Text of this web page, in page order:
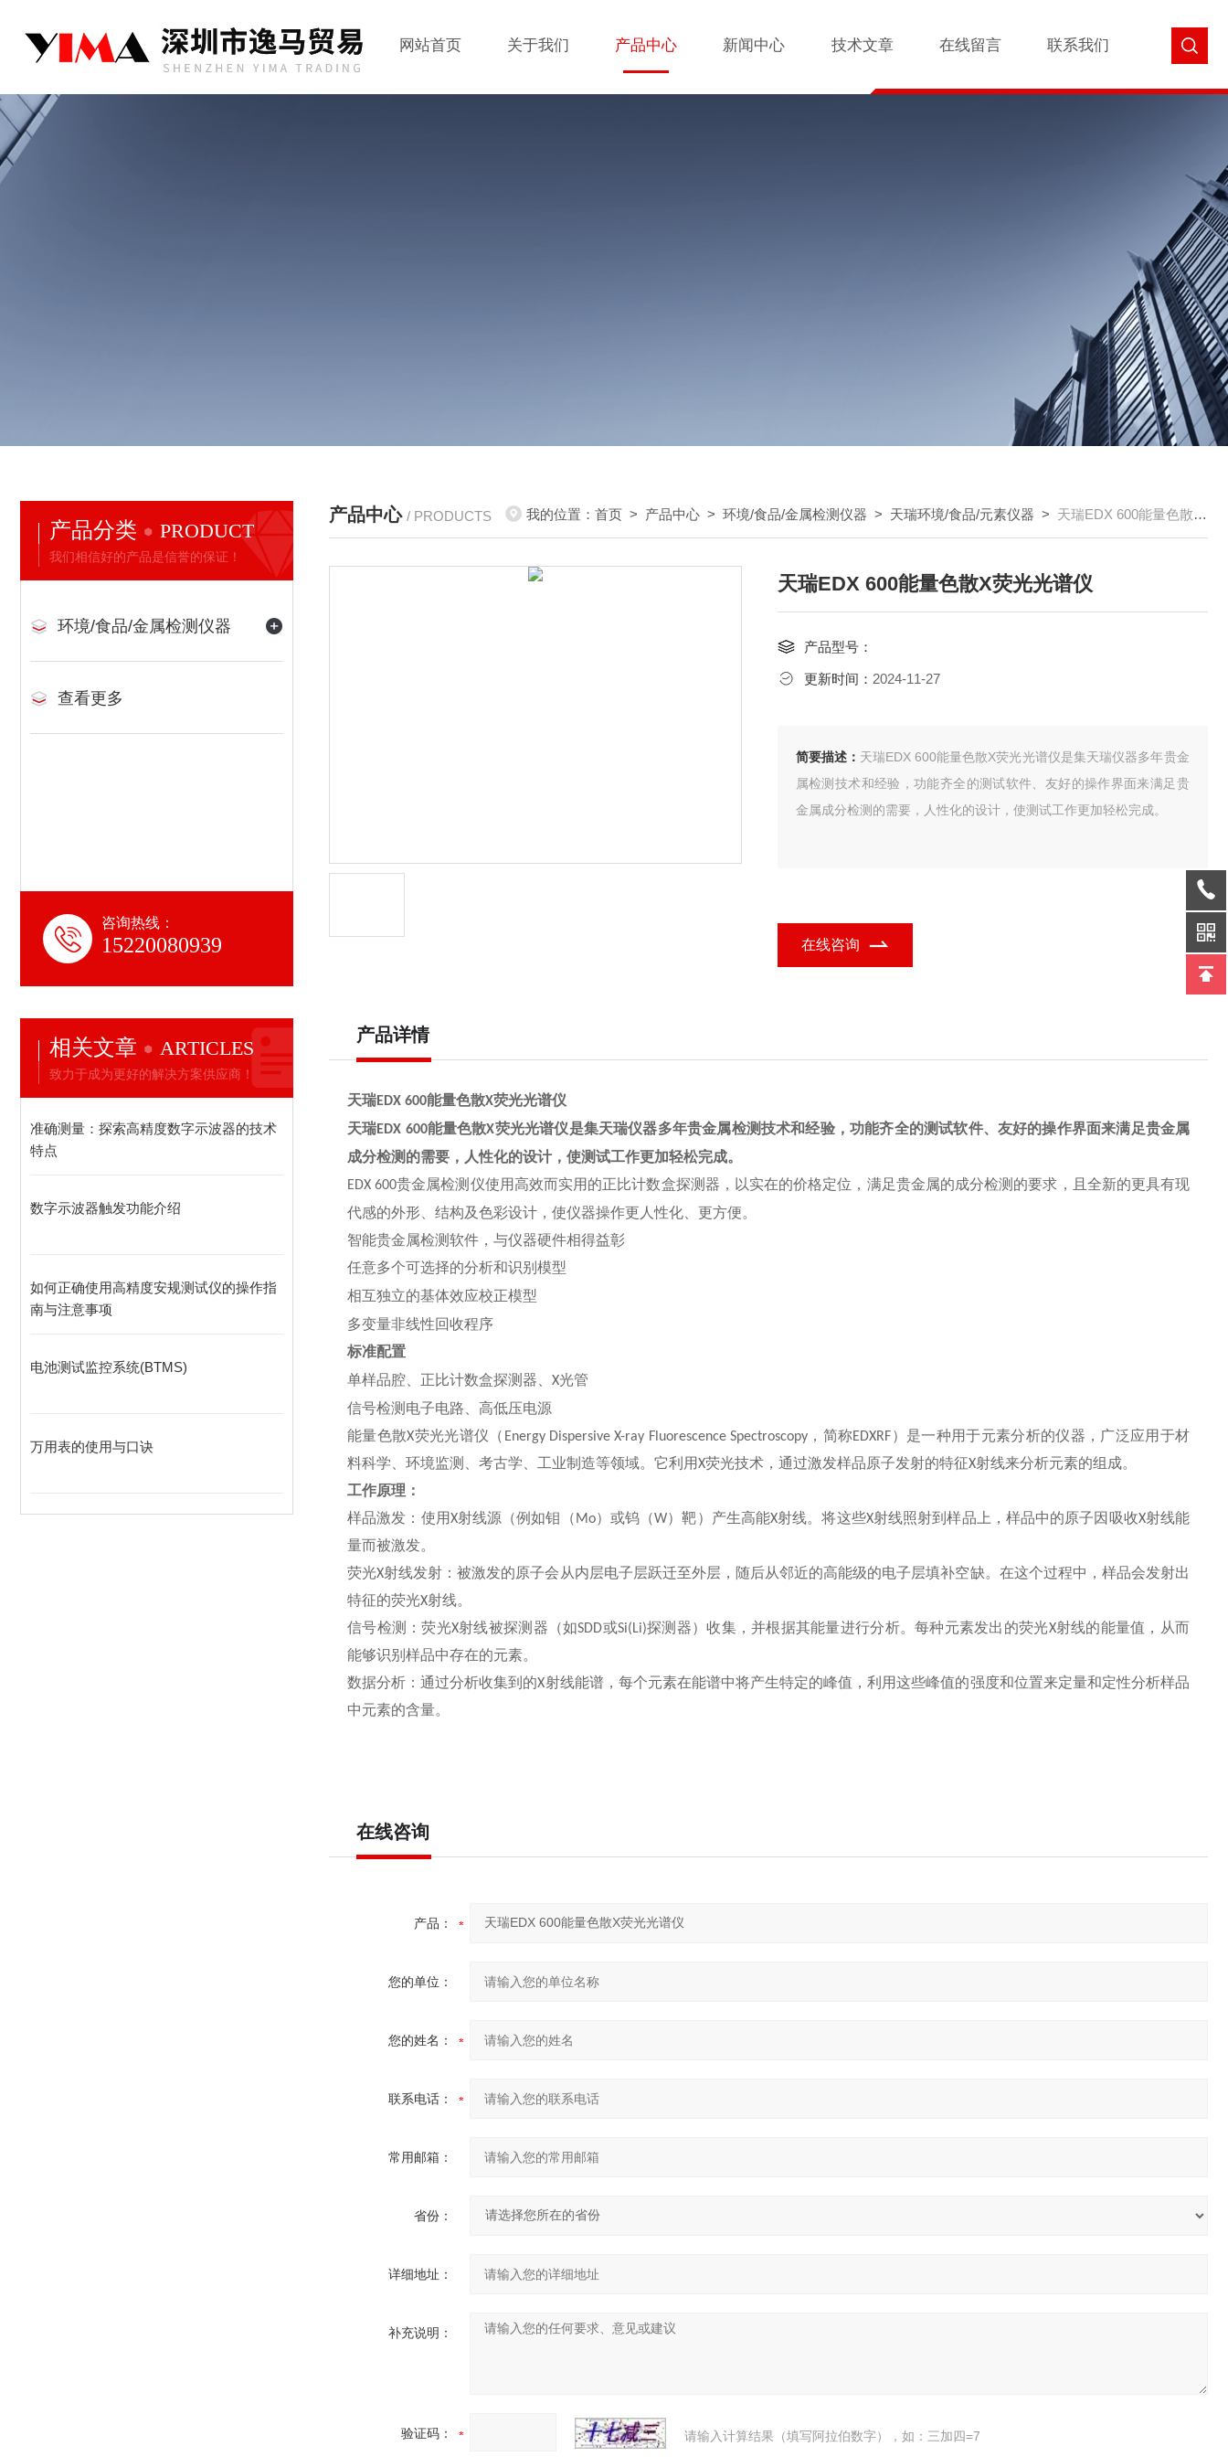
网站首页 关于我们 产品中心 新闻中心 技术文章 在线留言 联系我们
产品分类 PRODUCT
我们相信好的产品是信誉的保证！
环境/食品/金属检测仪器
查看更多
咨询热线：
15220080939
相关文章 ARTICLES
致力于成为更好的解决方案供应商！
准确测量：探索高精度数字示波器的技术
特点
数字示波器触发功能介绍
如何正确使用高精度安规测试仪的操作指
南与注意事项
电池测试监控系统(BTMS)
万用表的使用与口诀
产品中心 / PRODUCTS 我的位置：首页 > 产品中心 >环境/食品/金属检测仪器 > 天瑞环境/食品/元素仪器 > 天瑞EDX 600能量色散X荧光光谱仪
天瑞EDX 600能量色散X荧光光谱仪
产品型号：
更新时间： 2024-11-27
简要描述： 天瑞EDX 600能量色散X荧光光谱仪是集天瑞仪器多年贵⾦
属检测技术和经验，功能⻬全的测试软件、友好的操作界⾯来满⾜贵
⾦属成分检测的需要，⼈性化的设计，使测试⼯作更加轻松完成。
在线咨询
产品详情
天瑞EDX 600能量色散X荧光光谱仪
天瑞EDX 600能量色散X荧光光谱仪是集天瑞仪器多年贵⾦属检测技术和经验，功能⻬全的测试软件、友好的操作界⾯来满⾜贵⾦属
成分检测的需要， ⼈性化的设计，使测试⼯作更加轻松完成。
EDX 600贵⾦属检测仪使⽤⾼效⽽实⽤ 的正⽐计数盒探测器，以实在的价格定位，满⾜贵⾦属的成分检测的要求，且全新的更具有现
代感的外形、结构及⾊彩设计，使仪器操作更 ⼈性化、更⽅便。
智能贵⾦属检测软件，与仪器硬件相得益彰
任意多个可选择的分析和识别模型
相互独⽴的基体效应校正模型
多变量⾮线性回收程序
标准配置
单样品腔、正 ⽐计数盒探测器、 X光管
信号检测电⼦电路、 ⾼低压电源
能量色散X荧光光谱仪（ Energy Dispersive X-ray Fluorescence Spectroscopy ，简称EDXRF ）是一种用于元素分析的仪器，广泛应用于材
料科学、环境监测、考古学、工业制造等领域。它利用X荧光技术，通过激发样品原子发射的特征X射线来分析元素的组成。
工作原理：
样品激发：使用X射线源（例如钼 （ Mo）或钨（W）靶）产生高能X射线。将这些X射线照射到样品上，样品中的原子因吸收X射线能
量而被激发。
荧光X射线发射：被激发的原子会从内层电子层跃迁至外层，随后从邻近的高能级的电子层填补空缺。在这个过程中，样品会发射出
特征的荧光X射线。
信号检测：荧光X射线被探测器（如SDD或Si(Li)探测器）收集，并根据其能量进行分析。每种元素发出的荧光X射线的能量值，从而
能够识别样品中存在的元素。
数据分析：通过分析收集到的X射线能谱，每个元素在能谱中将产生特定的峰值，利用这些峰值的强度和位置来定量和定性分析样品
中元素的含量。
在线咨询
产品：
您的单位：
您的姓名：
联系电话：
常用邮箱：
省份：
详细地址：
补充说明：
验证码： 请输入计算结果（填写阿拉伯数字），如：三加四=7